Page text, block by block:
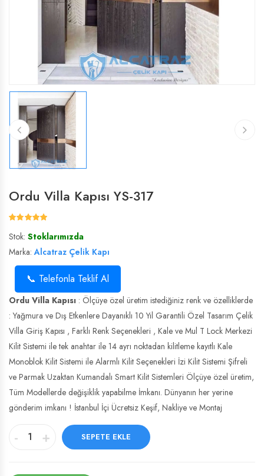
ÇELIK VILLA KAPISI
VILLA KAPISI
ÇELIK VILLA KAPISI
VILLA KAPISI
Ordu Villa Kapısı YS-317
Stok: Stoklarımızda
Marka:Alcatraz Çelik Kapı
📞 Telefonla Teklif Al
Ordu Villa Kapısı : Ölçüye özel üretim istediğiniz renk ve özelliklerde
: Yağmura ve Dış Etkenlere Dayanıklı 10 Yıl Garantili Özel Tasarım Çelik
Villa Giriş Kapısı , Farklı Renk Seçenekleri , Kale ve Mul T Lock Merkezi
Kilit Sistemi ile tek anahtar ile 14 ayrı noktadan kilitleme kayıtlı Kale
Monoblok Kilit Sistemi ile Alarmlı Kilit Seçenekleri İzi Kilit Sistemi Şifreli
ve Parmak Uzaktan Kumandalı Smart Kilit Sistemleri Ölçüye özel üretim,
Tüm Modellerde değişiklik yapabilme İmkanı. Dünyanın her yerine
gönderim imkanı ! İstanbul İçi Ücretsiz Keşif, Nakliye ve Montaj
- + SEPETE EKLE